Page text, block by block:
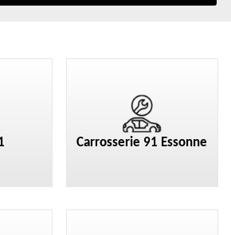
Carrosserie 91 Essonne